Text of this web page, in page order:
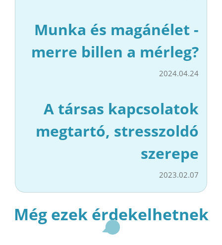
Munka és magánélet -
merre billen a mérleg?
2024.04.24
A társas kapcsolatok
megtartó, stresszoldó
szerepe
2023.02.07
Még ezek érdekelhetnek